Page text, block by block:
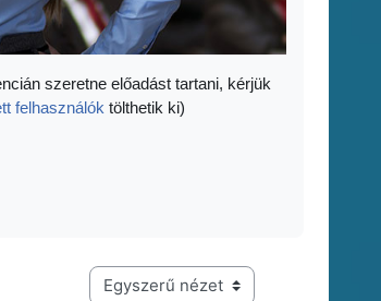
szeretne előadást tartani, kérjük
felhasználók tölthetik ki)
navigáció megtekintési módja